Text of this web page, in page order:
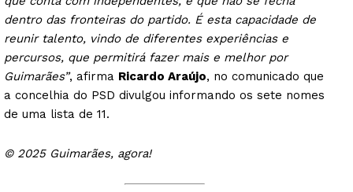
dentro das fronteiras do partido. É esta capacidade de
reunir talento, vindo de diferentes experiências e
percursos, que permitirá fazer mais e melhor por
Guimarães”, afirma Ricardo Araújo, no comunicado que
a concelhia do PSD divulgou informando os sete nomes
de uma lista de 11.
© 2025 Guimarães, agora!